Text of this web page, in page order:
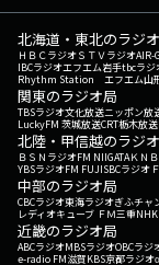
北海道・東北のラジ
ＨＢＣラジオＳＴＶラジオAIR-
IBCラジオエフエム岩手tbcラジ
Rhythm Station エフエム山
関東のラジオ局
TBSラジオ文化放送ニッポン放
LuckyFM 茨城放送CRT栃木放送
北陸・甲信越のラジ
ＢＳＮラジオFM NIIGATAＫＮ
YBSラジオFM FUJISBCラジオ
中部のラジオ局
CBCラジオ東海ラジオぎふチャ
レディオキューブ ＦＭ三重NHK
近畿のラジオ局
ABCラジオMBSラジオOBCラジ
e-radio FM滋賀KBS京都ラジオ